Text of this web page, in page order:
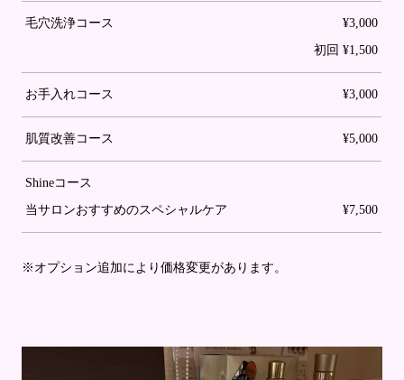
毛穴洗浄コース
¥3,000
初回 ¥1,500
お手入れコース ¥3,000
肌質改善コース ¥5,000
Shineコース
当サロンおすすめのスペシャルケア
¥7,500
※オプション追加により価格変更があります。